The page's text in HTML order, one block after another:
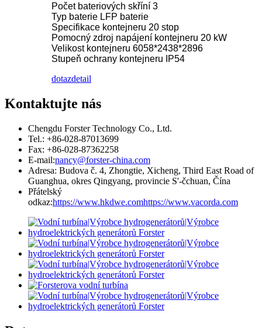
Počet bateriových skříní 3
Typ baterie LFP baterie
Specifikace kontejneru 20 stop
Pomocný zdroj napájení kontejneru 20 kW
Velikost kontejneru 6058*2438*2896
Stupeň ochrany kontejneru IP54
dotazdetail
Kontaktujte nás
Chengdu Forster Technology Co., Ltd.
Tel.: +86-028-87013699
Fax: +86-028-87362258
E-mail:nancy@forster-china.com
Adresa: Budova č. 4, Zhongtie, Xicheng, Third East Road of
Guanghua, okres Qingyang, provincie S'-čchuan, Čína
Přátelský
odkaz:https://www.hkdwe.comhttps://www.vacorda.com